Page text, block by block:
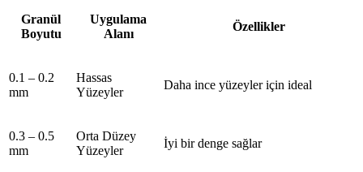
Granül
Boyutu
Uygulama
Alanı
Özellikler
0.1 – 0.2
mm
Hassas
Yüzeyler
Daha ince yüzeyler için ideal
0.3 – 0.5
mm
Orta Düzey
Yüzeyler
İyi bir denge sağlar